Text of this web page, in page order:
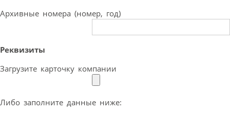
Архивные номера (номер, год)
Реквизиты
Загрузите карточку компании
Либо заполните данные ниже: